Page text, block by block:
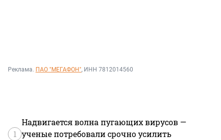
Реклама. ПАО "МЕГАФОН", ИНН 7812014560
1
Надвигается волна пугающих вирусов —
ученые потребовали срочно усилить